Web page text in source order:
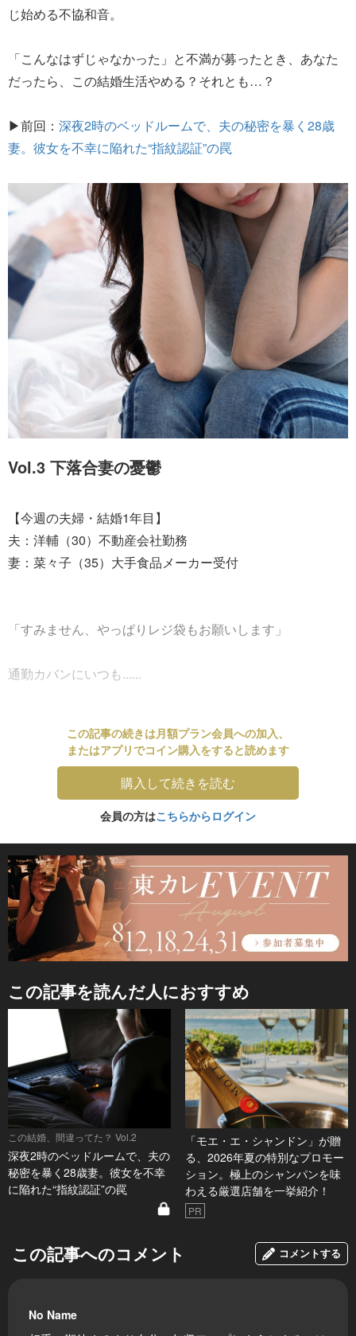
じ始める不協和音。
「こんなはずじゃなかった」と不満が募ったとき、あなた
だったら、この結婚生活やめる？それとも…？
▶前回： 深夜2時のベッドルームで、夫の秘密を暴く28歳
妻。彼女を不幸に陥れた“指紋認証”の罠
Vol.3 下落合妻の憂鬱
【今週の夫婦・結婚1年目】
夫：洋輔（30）不動産会社勤務
妻：菜々子（35）大手食品メーカー受付
「すみません、やっぱりレジ袋もお願いします」
通勤カバンにいつも......
この記事の続きは月額プラン会員への加入、
またはアプリでコイン購入をすると読めます
購入して続きを読む
会員の方はこちらからログイン
この記事を読んだ人におすすめ
この結婚、間違ってた？ Vol.2
深夜2時のベッドルームで、夫の
秘密を暴く28歳妻。彼女を不幸
に陥れた“指紋認証”の罠
「モエ・エ・シャンドン」が贈
る、2026年夏の特別なプロモー
ション。極上のシャンパンを味
わえる厳選店舗を一挙紹介！
PR
この記事へのコメント コメントする
No Name